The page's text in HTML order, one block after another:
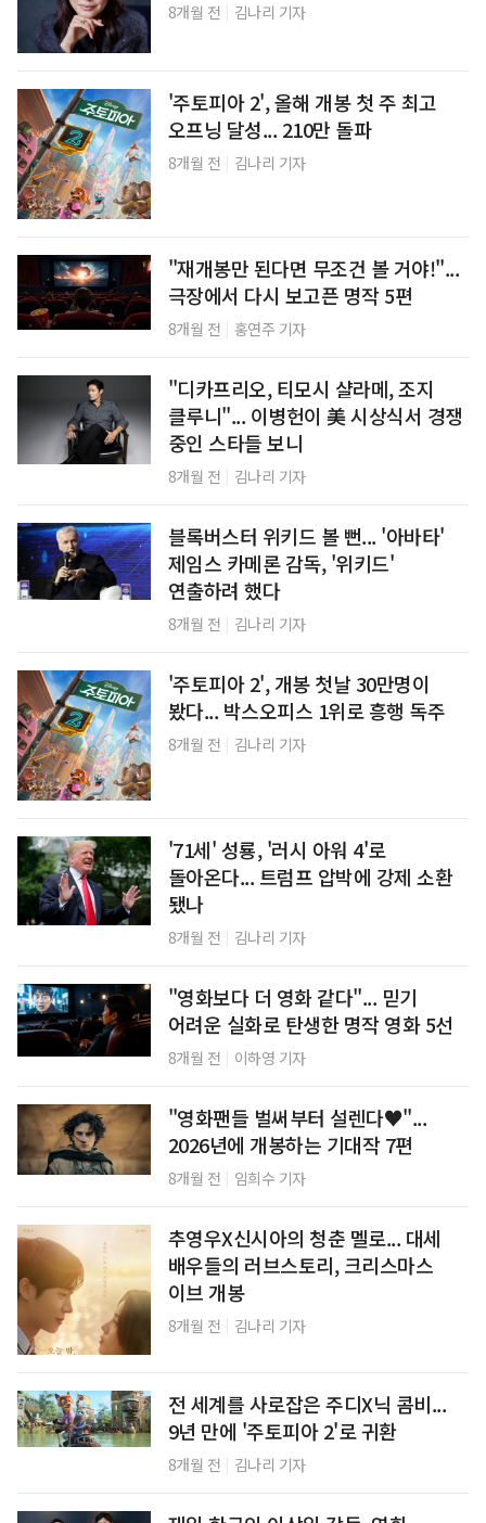
8개월 전 김나리 기자
'주토피아 2', 올해 개봉 첫 주 최고
오프닝 달성... 210만 돌파
8개월 전 김나리 기자
"재개봉만 된다면 무조건 볼 거야!"...
극장에서 다시 보고픈 명작 5편
8개월 전 홍연주 기자
"디카프리오, 티모시 샬라메, 조지
클루니"... 이병헌이 美 시상식서 경쟁
중인 스타들 보니
8개월 전 김나리 기자
블록버스터 위키드 볼 뻔... '아바타'
제임스 카메론 감독, '위키드'
연출하려 했다
8개월 전 김나리 기자
'주토피아 2', 개봉 첫날 30만명이
봤다... 박스오피스 1위로 흥행 독주
8개월 전 김나리 기자
'71세' 성룡, '러시 아워 4'로
돌아온다... 트럼프 압박에 강제 소환
됐나
8개월 전 김나리 기자
"영화보다 더 영화 같다"... 믿기
어려운 실화로 탄생한 명작 영화 5선
8개월 전 이하영 기자
"영화팬들 벌써부터 설렌다♥"...
2026년에 개봉하는 기대작 7편
8개월 전 임희수 기자
추영우X신시아의 청춘 멜로... 대세
배우들의 러브스토리, 크리스마스
이브 개봉
8개월 전 김나리 기자
전 세계를 사로잡은 주디X닉 콤비...
9년 만에 '주토피아 2'로 귀환
8개월 전 김나리 기자